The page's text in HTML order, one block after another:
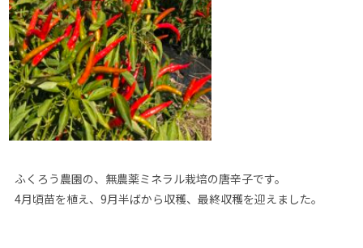
ふくろう農園の、無農薬ミネラル栽培の唐辛子です。
4月頃苗を植え、9月半ばから収穫、最終収穫を迎えました。